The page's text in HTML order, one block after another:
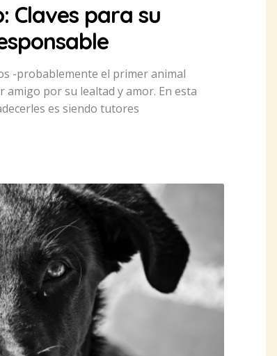
Claves para su
-probablemente el primer animal
amigo por su lealtad y amor. En esta
es siendo tutores